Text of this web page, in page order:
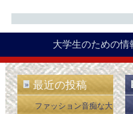
大学生のための情
» 最近の投稿
ファッション音痴な大